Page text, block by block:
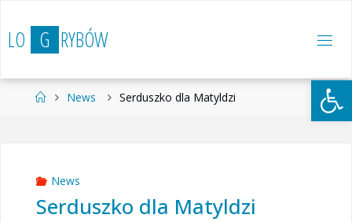
do
treści
LO G RYBÓW
StronaNews Serduszko dla Matyldzi
News
Serduszko dla Matyldzi